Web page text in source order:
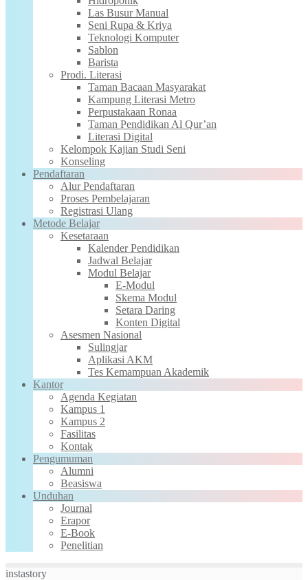
Las Busur Manual
Seni Rupa & Kriya
Teknologi Komputer
Sablon
Barista
Prodi. Literasi
Taman Bacaan Masyarakat
Kampung Literasi Metro
Perpustakaan Ronaa
Taman Pendidikan Al Qur’an
Literasi Digital
Kelompok Kajian Studi Seni
Konseling
Pendaftaran
Alur Pendaftaran
Proses Pembelajaran
Registrasi Ulang
Metode Belajar
Kesetaraan
Kalender Pendidikan
Jadwal Belajar
Modul Belajar
E-Modul
Skema Modul
Setara Daring
Konten Digital
Asesmen Nasional
Sulingjar
Aplikasi AKM
Tes Kemampuan Akademik
Kantor
Agenda Kegiatan
Kampus 1
Kampus 2
Fasilitas
Kontak
Pengumuman
Alumni
Beasiswa
Unduhan
Journal
Erapor
E-Book
Penelitian
instastory